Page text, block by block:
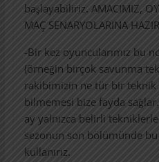
başlayabiliriz. AMACIMIZ,
MAÇ SENARYOLARINA
-Bir kez oyuncularımız bu
(örneğin birçok savunma
rakibimizin ne tür bir teknik
bilmemesi bize fayda
ay yalnızca belirli
sezonun son bölümünde
kullanırız.